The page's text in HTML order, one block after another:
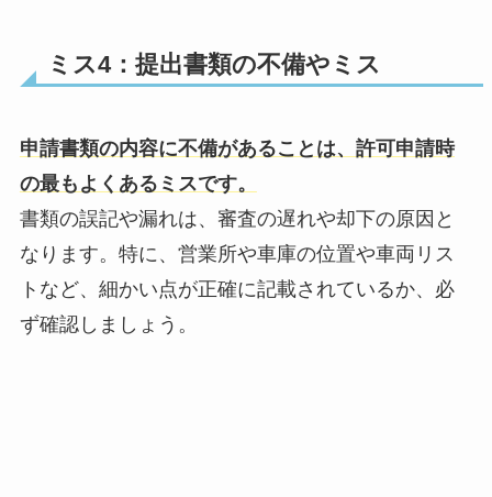
ミス4：提出書類の不備やミス
申請書類の内容に不備があることは、許可申請時
の最もよくあるミスです。
書類の誤記や漏れは、審査の遅れや却下の原因と
なります。特に、営業所や車庫の位置や車両リス
トなど、細かい点が正確に記載されているか、必
ず確認しましょう。